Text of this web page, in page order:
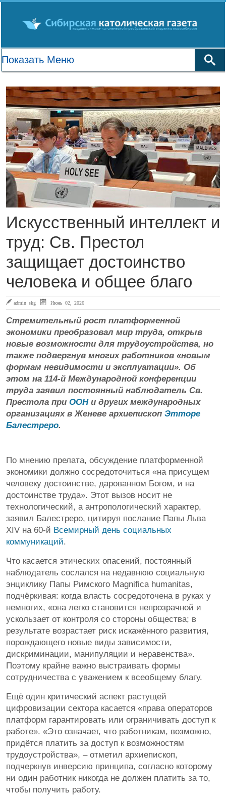
Искусственный интеллект и
труд: Св. Престол
защищает достоинство
человека и общее благо
admin skg Июнь 02, 2026
Стремительный рост платформенной
экономики преобразовал мир труда, открыв
новые возможности для трудоустройства, но
также подвергнув многих работников «новым
формам невидимости и эксплуатации». Об
этом на 114-й Международной конференции
труда заявил постоянный наблюдатель Св.
Престола при ООНи других международных
организациях в Женеве архиепископ Этторе
Балестреро.
По мнению прелата, обсуждение платформенной
экономики должно сосредоточиться «на присущем
человеку достоинстве, дарованном Богом, и на
достоинстве труда». Этот вызов носит не
технологический, а антропологический характер,
заявил Балестреро, цитируя послание Папы Льва
XIV на 60-й Всемирный день социальных
коммуникаций.
Что касается этических опасений, постоянный
наблюдатель сослался на недавнюю социальную
энциклику Папы Римского Magnifica humanitas,
подчёркивая: когда власть сосредоточена в руках у
немногих, «она легко становится непрозрачной и
ускользает от контроля со стороны общества; в
результате возрастает риск искажённого развития,
порождающего новые виды зависимости,
дискриминации, манипуляции и неравенства».
Поэтому крайне важно выстраивать формы
сотрудничества с уважением к всеобщему благу.
Ещё один критический аспект растущей
цифровизации сектора касается «права операторов
платформ гарантировать или ограничивать доступ к
работе». «Это означает, что работникам, возможно,
придётся платить за доступ к возможностям
трудоустройства», – отметил архиепископ,
подчеркнув инверсию принципа, согласно которому
ни один работник никогда не должен платить за то,
чтобы получить работу.